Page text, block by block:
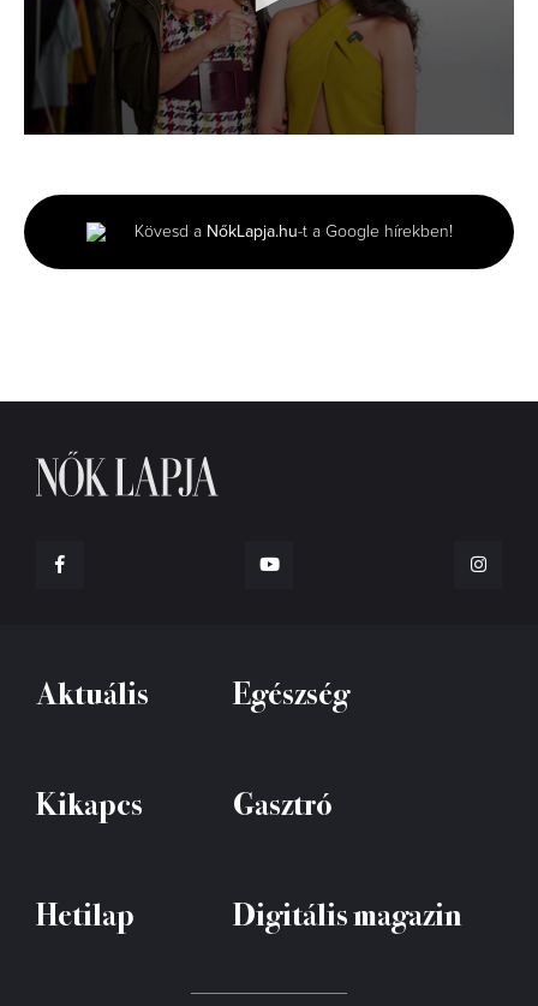
minutes,
29
seconds
Kövesd a NőkLapja.hu-t a Google hírekben!
Aktuális Egészség
Kikapcs Gasztró
Hetilap Digitális magazin